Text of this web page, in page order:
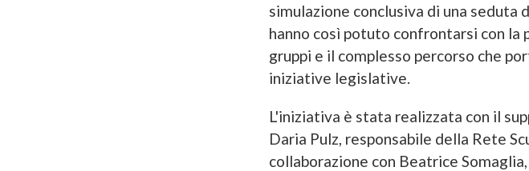
simulazione conclusiva di una
hanno così potuto confrontarsi con
gruppi e il complesso percorso che
iniziative legislative.
L'iniziativa è stata realizzata con il
Daria Pulz, responsabile della Rete
collaborazione con Beatrice